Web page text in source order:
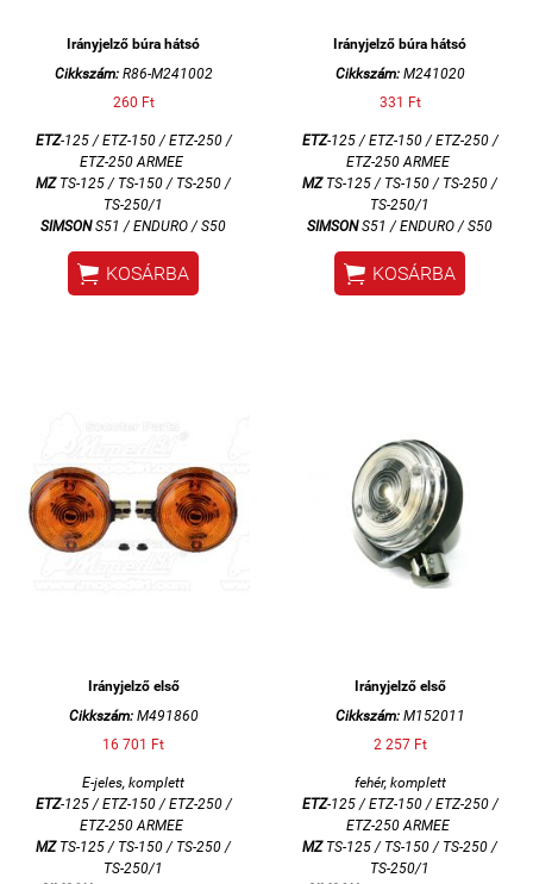
Irányjelző búra hátsó
Cikkszám:R86-M241002
260 Ft
ETZ-125 / ETZ-150 / ETZ-250 /
ETZ-250 ARMEE
MZTS-125 / TS-150 / TS-250 /
TS-250/1
SIMSONS51 / ENDURO / S50
 KOSÁRBA
Irányjelző búra hátsó
Cikkszám:M241020
331 Ft
ETZ-125 / ETZ-150 / ETZ-250 /
ETZ-250 ARMEE
MZTS-125 / TS-150 / TS-250 /
TS-250/1
SIMSONS51 / ENDURO / S50
 KOSÁRBA
Irányjelző első
Cikkszám:M491860
16 701 Ft
E-jeles, komplett
ETZ-125 / ETZ-150 / ETZ-250 /
ETZ-250 ARMEE
MZTS-125 / TS-150 / TS-250 /
TS-250/1
Irányjelző első
Cikkszám:M152011
2 257 Ft
fehér, komplett
ETZ-125 / ETZ-150 / ETZ-250 /
ETZ-250 ARMEE
MZTS-125 / TS-150 / TS-250 /
TS-250/1